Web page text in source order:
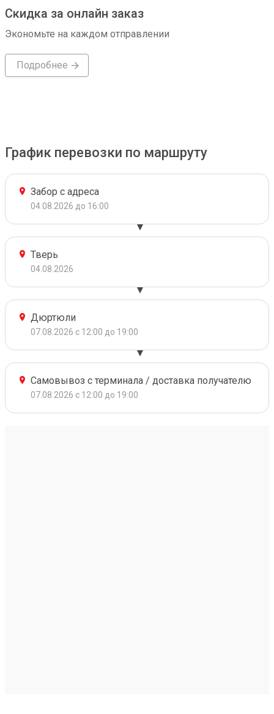
Скидка за онлайн заказ
Экономьте на каждом отправлении
Подробнее
График перевозки по маршруту
Забор с адреса
04.08.2026 до 16:00
Тверь
04.08.2026
Дюртюли
07.08.2026 с 12:00 до 19:00
Самовывоз с терминала / доставка получателю
07.08.2026 с 12:00 до 19:00